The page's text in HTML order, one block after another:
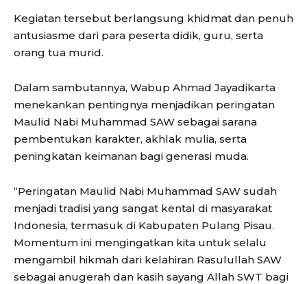
Kegiatan tersebut berlangsung khidmat dan penuh
antusiasme dari para peserta didik, guru, serta
orang tua murid.
Dalam sambutannya, Wabup Ahmad Jayadikarta
menekankan pentingnya menjadikan peringatan
Maulid Nabi Muhammad SAW sebagai sarana
pembentukan karakter, akhlak mulia, serta
peningkatan keimanan bagi generasi muda.
“Peringatan Maulid Nabi Muhammad SAW sudah
menjadi tradisi yang sangat kental di masyarakat
Indonesia, termasuk di Kabupaten Pulang Pisau.
Momentum ini mengingatkan kita untuk selalu
mengambil hikmah dari kelahiran Rasulullah SAW
sebagai anugerah dan kasih sayang Allah SWT bagi